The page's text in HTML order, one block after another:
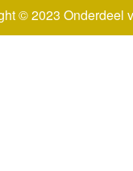
© 2023 Onderdeel